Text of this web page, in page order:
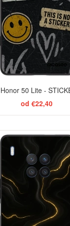
50 Lite -
od €22,40